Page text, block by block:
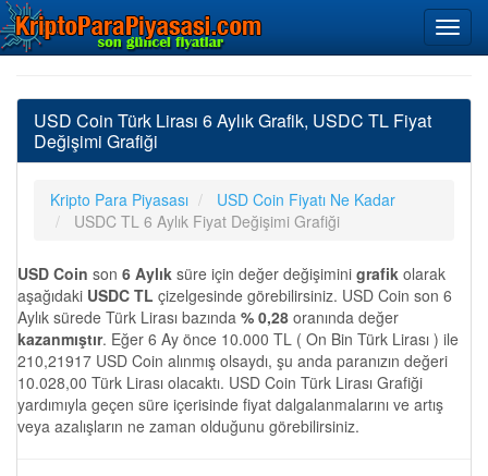
USD Coin Türk Lirası 6 Aylık Grafik, USDC TL Fiyat
Değişimi Grafiği
Kripto Para Piyasası
USD Coin Fiyatı Ne Kadar
USDC TL 6 Aylık Fiyat Değişimi Grafiği
USD Coin son 6 Aylık süre için değer değişimini grafik olarak
aşağıdaki USDC TL çizelgesinde görebilirsiniz. USD Coin son 6
Aylık sürede Türk Lirası bazında % 0,28 oranında değer
kazanmıştır. Eğer 6 Ay önce 10.000 TL ( On Bin Türk Lirası ) ile
210,21917 USD Coin alınmış olsaydı, şu anda paranızın değeri
10.028,00 Türk Lirası olacaktı. USD Coin Türk Lirası Grafiği
yardımıyla geçen süre içerisinde fiyat dalgalanmalarını ve artış
veya azalışların ne zaman olduğunu görebilirsiniz.